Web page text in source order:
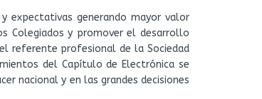
expectativas generando mayor valor
Colegiados y promover el desarrollo
referente profesional de la Sociedad
del Capítulo de Electrónica se
nacional y en las grandes decisiones